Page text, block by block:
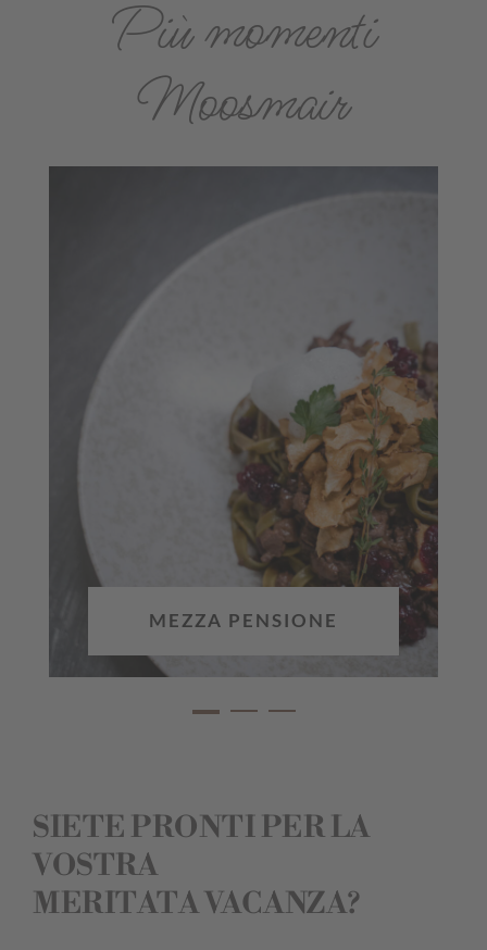
Più momenti
Moosmair
MEZZA PENSIONE
SIETE PRONTI PER LA
VOSTRA
MERITATA VACANZA?